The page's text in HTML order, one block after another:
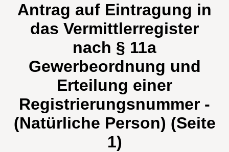
Antrag auf Eintragung in
das Vermittlerregister
nach § 11a
Gewerbeordnung und
Erteilung einer
Registrierungsnummer -
(Natürliche Person) (Seite
1)